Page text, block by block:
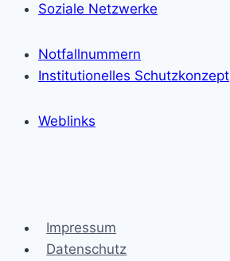
Soziale Netzwerke
Notfallnummern
Institutionelles Schutzkonzept
Weblinks
Impressum
Datenschutz